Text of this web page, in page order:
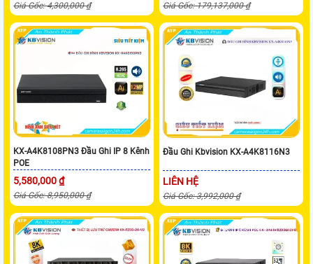
Giá Gốc: 4,300,000 ₫ Giá Gốc: 179,137,000 ₫
KX-A4K8108PN3 Đầu Ghi IP 8 Kênh
POE
5,580,000 ₫
Giá Gốc: 8,950,000 ₫
Đầu Ghi Kbvision KX-A4K8116N3
LIÊN HỆ
Giá Gốc: 3,992,000 ₫